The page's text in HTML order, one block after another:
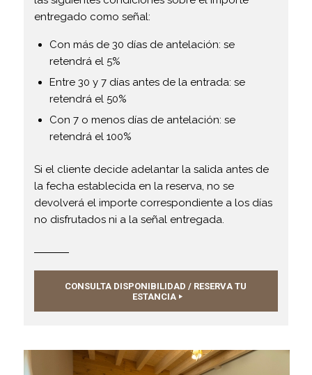
entregado como señal:
Con más de 30 días de antelación: se
retendrá el 5%
Entre 30 y 7 días antes de la entrada: se
retendrá el 50%
Con 7 o menos días de antelación: se
retendrá el 100%
Si el cliente decide adelantar la salida antes de
la fecha establecida en la reserva, no se
devolverá el importe correspondiente a los días
no disfrutados ni a la señal entregada.
CONSULTA DISPONIBILIDAD / RESERVA TU
ESTANCIA